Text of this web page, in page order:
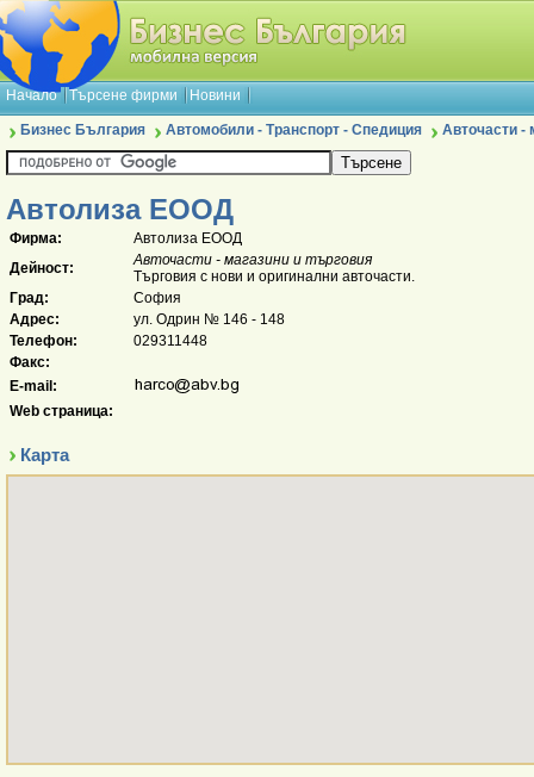
Начало Търсене фирми Новини
Бизнес България Автомобили - Транспорт - Спедиция Авточасти -
Автолиза ЕООД
Фирма:
Автолиза ЕООД
Дейност:
Авточасти - магазини и търговия
Търговия с нови и оригинални авточасти.
Град:
София
Адрес:
ул. Одрин № 146 - 148
Телефон:
029311448
Факс:
E-mail:
Web страница:
Карта